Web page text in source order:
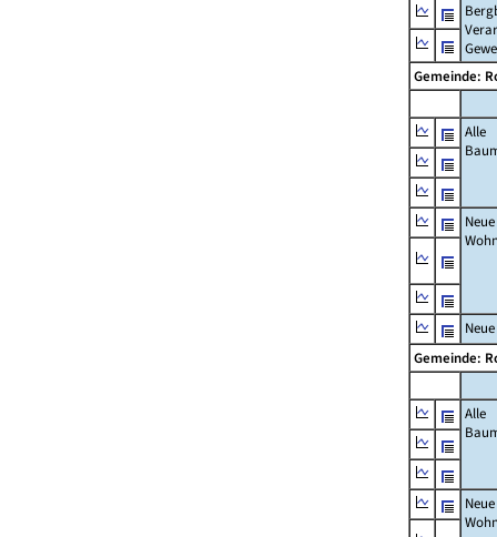
Gemeinde:
Alle
Neue
Gemeinde:
Alle
Neue